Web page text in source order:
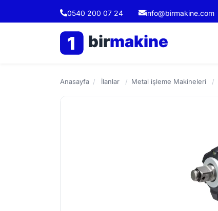
0540 200 07 24 info@birmakine.com
1 birmakine
Anasayfa / İlanlar / Metal işleme Makineleri /